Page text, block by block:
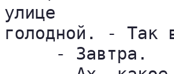
улице
голодной. - Так
     - Завтра.